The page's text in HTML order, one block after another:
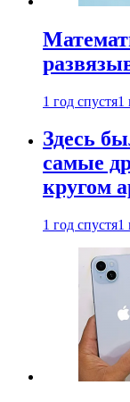
1 год спустя1
Здесь
самые
кругом
1 год спустя1